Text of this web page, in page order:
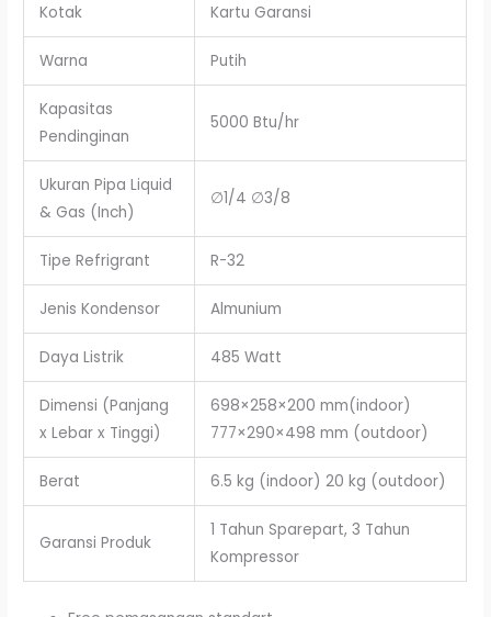
Kotak Kartu Garansi
Warna Putih
Kapasitas
Pendinginan
5000 Btu/hr
Ukuran Pipa Liquid
& Gas (Inch)
∅1/4 ∅3/8
Tipe Refrigrant R-32
Jenis Kondensor Almunium
Daya Listrik 485 Watt
Dimensi (Panjang
x Lebar x Tinggi)
698×258×200 mm(indoor)
777×290×498 mm (outdoor)
Berat 6.5 kg (indoor) 20 kg (outdoor)
Garansi Produk
1 Tahun Sparepart, 3 Tahun
Kompressor